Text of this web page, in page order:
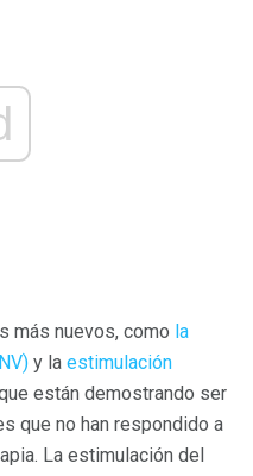
más nuevos, como la
y la estimulación
están demostrando ser
que no han respondido a
La estimulación del